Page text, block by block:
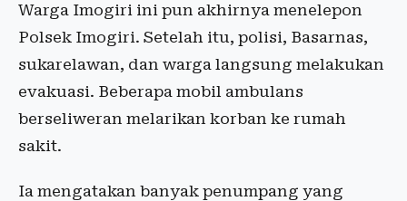
Warga Imogiri ini pun akhirnya menelepon
Polsek Imogiri. Setelah itu, polisi, Basarnas,
sukarelawan, dan warga langsung melakukan
evakuasi. Beberapa mobil ambulans
berseliweran melarikan korban ke rumah
sakit.
Ia mengatakan banyak penumpang yang